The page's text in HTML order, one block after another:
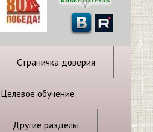
Страничка доверия
Целевое обучение
Другие разделы